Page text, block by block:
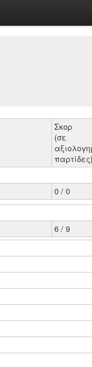
Σκορ
(σε
παρτίδες)
0 / 0
6 / 9